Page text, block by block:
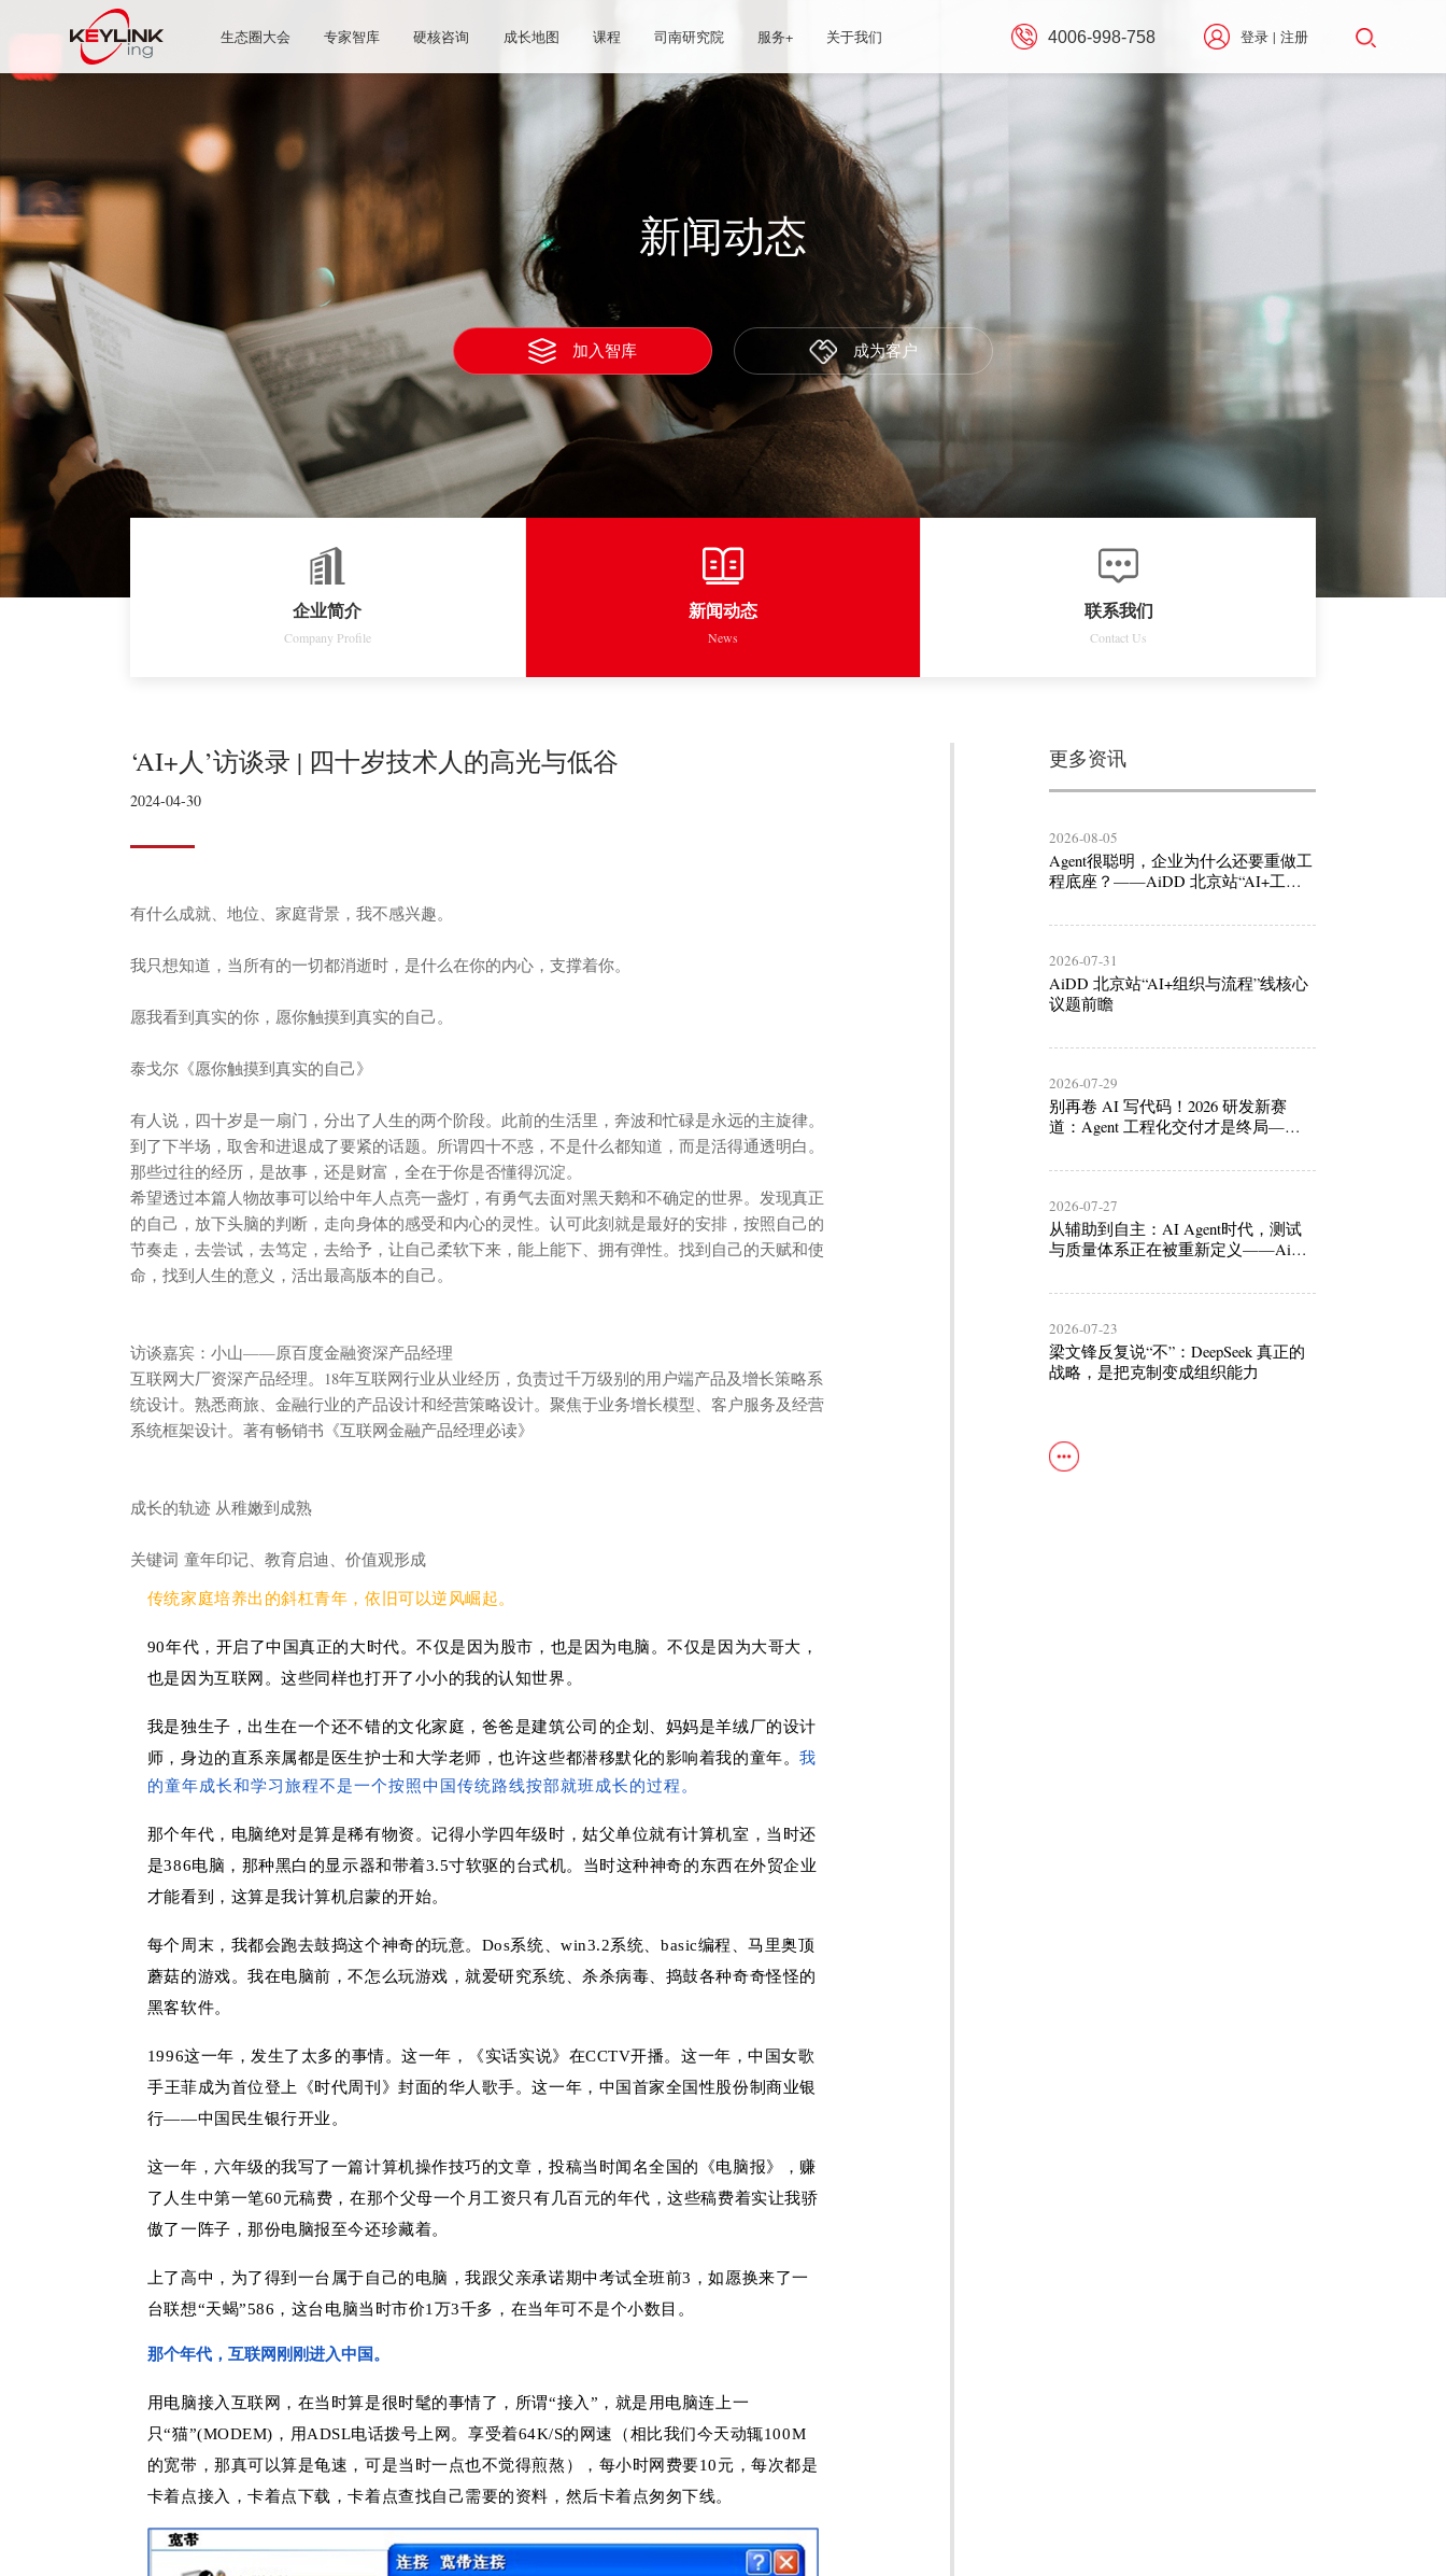
生态圈大会 专家智库 硬核咨询 成长地图 课程 司南研究院 服务+ 关于我们 4006-998-758 登录 | 注册
新闻动态
加入智库 成为客户
企业简介
Company Profile
新闻动态
News
联系我们
Contact Us
‘AI+人’访谈录 | 四十岁技术人的高光与低谷
2024-04-30
有什么成就、地位、家庭背景，我不感兴趣。
我只想知道，当所有的一切都消逝时，是什么在你的内心，支撑着你。
愿我看到真实的你，愿你触摸到真实的自己。
泰戈尔《愿你触摸到真实的自己》
有人说，四十岁是一扇门，分出了人生的两个阶段。此前的生活里，奔波和忙碌是永远的主旋律。
到了下半场，取舍和进退成了要紧的话题。所谓四十不惑，不是什么都知道，而是活得通透明白。
那些过往的经历，是故事，还是财富，全在于你是否懂得沉淀。
希望透过本篇人物故事可以给中年人点亮一盏灯，有勇气去面对黑天鹅和不确定的世界。发现真正
的自己，放下头脑的判断，走向身体的感受和内心的灵性。认可此刻就是最好的安排，按照自己的
节奏走，去尝试，去笃定，去给予，让自己柔软下来，能上能下、拥有弹性。找到自己的天赋和使
命，找到人生的意义，活出最高版本的自己。
访谈嘉宾：小山——原百度金融资深产品经理
互联网大厂资深产品经理。18年互联网行业从业经历，负责过千万级别的用户端产品及增长策略系
统设计。熟悉商旅、金融行业的产品设计和经营策略设计。聚焦于业务增长模型、客户服务及经营
系统框架设计。著有畅销书《互联网金融产品经理必读》
成长的轨迹 从稚嫩到成熟
关键词 童年印记、教育启迪、价值观形成
传统家庭培养出的斜杠青年，依旧可以逆风崛起。
90年代，开启了中国真正的大时代。不仅是因为股市，也是因为电脑。不仅是因为大哥大，
也是因为互联网。这些同样也打开了小小的我的认知世界。
我是独生子，出生在一个还不错的文化家庭，爸爸是建筑公司的企划、妈妈是羊绒厂的设计
师，身边的直系亲属都是医生护士和大学老师，也许这些都潜移默化的影响着我的童年。我
的童年成长和学习旅程不是一个按照中国传统路线按部就班成长的过程。
那个年代，电脑绝对是算是稀有物资。记得小学四年级时，姑父单位就有计算机室，当时还
是386电脑，那种黑白的显示器和带着3.5寸软驱的台式机。当时这种神奇的东西在外贸企业
才能看到，这算是我计算机启蒙的开始。
每个周末，我都会跑去鼓捣这个神奇的玩意。 Dos系统 、win3.2系统、basic编程、马里奥顶
蘑菇的游戏。我在电脑前，不怎么玩游戏，就爱研究系统、杀杀病毒、捣鼓各种奇奇怪怪的
黑客软件。
1996这一年，发生了太多的事情。这一年，《实话实说》在CCTV开播。这一年，中国女歌
手王菲成为首位登上《时代周刊》封面的华人歌手。这一年，中国首家全国性股份制商业银
行——中国民生银行开业。
这一年，六年级的我写了一篇计算机操作技巧的文章，投稿当时闻名全国的《电脑报》，赚
了人生中第一笔60元稿费，在那个父母一个月工资只有几百元的年代，这些稿费着实让我骄
傲了一阵子，那份电脑报至今还珍藏着。
上了高中，为了得到一台属于自己的电脑，我跟父亲承诺期中考试全班前3，如愿换来了一
台联想“天蝎”586，这台电脑当时市价1万3千多，在当年可不是个小数目。
那个年代，互联网刚刚进入中国。
用电脑接入互联网，在当时算是很时髦的事情了，所谓“接入”，就是用电脑连上一
只“猫”(MODEM)，用ADSL电话拨号上网。享受着64K/S的网速（相比我们今天动辄100M
的宽带，那真可以算是龟速，可是当时一点也不觉得煎熬），每小时网费要10元，每次都是
卡着点接入，卡着点下载，卡着点查找自己需要的资料，然后卡着点匆匆下线。
更多资讯
2026-08-05
Agent很聪明，企业为什么还要重做工
程底座？——AiDD 北京站“AI+工
2026-07-31
AiDD 北京站“AI+组织与流程”线核心
议题前瞻
2026-07-29
别再卷 AI 写代码！2026 研发新赛
道：Agent 工程化交付才是终局——
2026-07-27
从辅助到自主：AI Agent时代，测试
与质量体系正在被重新定义——AiDD
2026-07-23
梁文锋反复说“不”：DeepSeek 真正的
战略，是把克制变成组织能力